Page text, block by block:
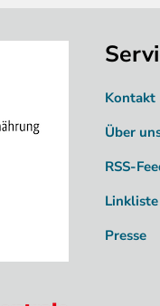
Kontakt
Über
RSS-
Linkliste
Presse